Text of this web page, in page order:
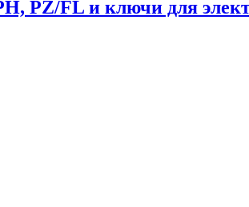
PZ/FL и ключи для